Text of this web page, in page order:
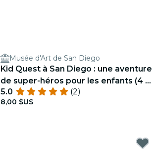
Musée d'Art de San Diego
Kid Quest à San Diego : une aventure
de super-héros pour les enfants (4 à
8 ans)
5.0 (2)
8,00 $US